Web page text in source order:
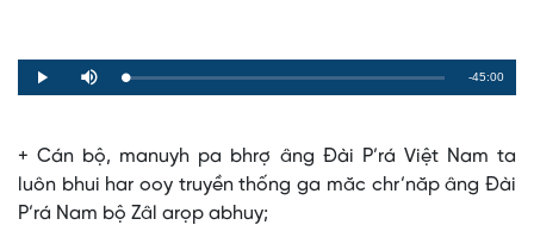
Play Mute Loaded:
0%
Progress:
0%
Remaining
-45:00
+ Cán bộ, manuyh pa bhrợ âng Đài P’rá Việt Nam ta
luôn bhui har ooy truyền thống ga măc chr’năp âng Đài
P’rá Nam bộ Zâl arọp abhuy;